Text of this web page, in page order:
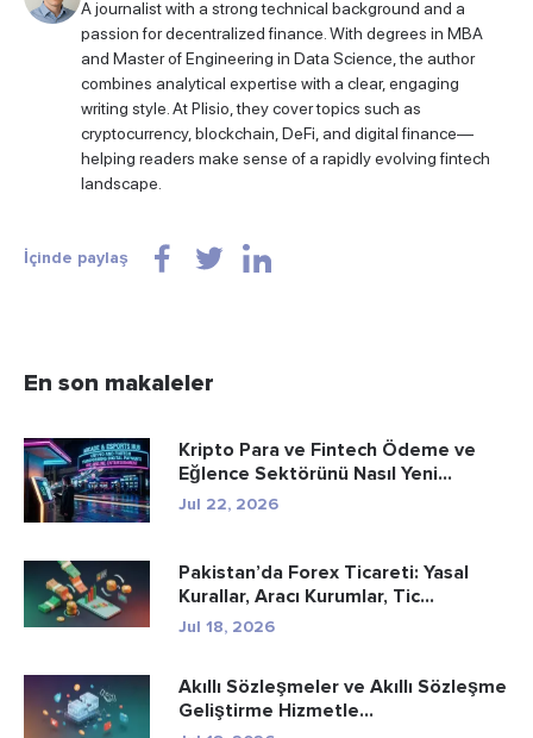
A journalist with a strong technical background and a
passion for decentralized finance. With degrees in MBA
and Master of Engineering in Data Science, the author
combines analytical expertise with a clear, engaging
writing style. At Plisio, they cover topics such as
cryptocurrency, blockchain, DeFi, and digital finance—
helping readers make sense of a rapidly evolving fintech
landscape.
İçinde paylaş
En son makaleler
Kripto Para ve Fintech Ödeme ve
Eğlence Sektörünü Nasıl Yeni...
Jul 22, 2026
Pakistan’da Forex Ticareti: Yasal
Kurallar, Aracı Kurumlar, Tic...
Jul 18, 2026
Akıllı Sözleşmeler ve Akıllı Sözleşme
Geliştirme Hizmetle...